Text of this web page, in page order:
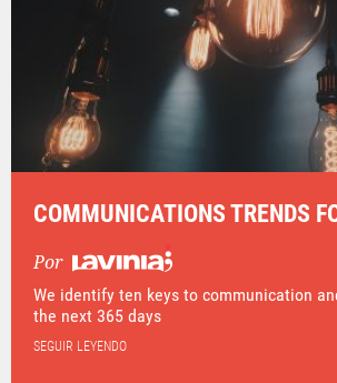
COMMUNICATIONS TRENDS
Por
We identify ten keys to communication
the next 365 days
SEGUIR LEYENDO